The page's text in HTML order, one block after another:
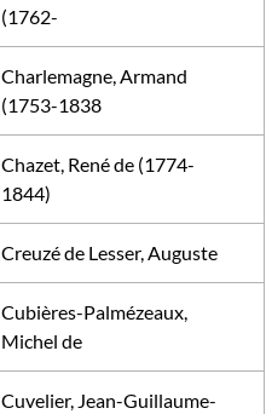
(1762-
Charlemagne, Armand
(1753-1838
Chazet, René de (1774-
1844)
Creuzé de Lesser, Auguste
Cubières-Palmézeaux,
Michel de
Cuvelier, Jean-Guillaume-